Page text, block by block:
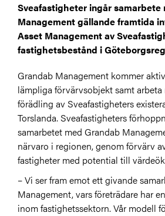
Sveafastigheter ingår samarbete
Management gällande framtida
Asset Management av
fastighetsbestånd i
Grandab Management kommer
lämpliga förvärvsobjekt samt
förädling av Sveafastigheters
Torslanda. Sveafastigheters
samarbetet med Grandab
närvaro i regionen, genom förvärv
fastigheter med potential till
– Vi ser fram emot ett givande
Management, vars företrädare har
inom fastighetssektorn. Vår modell